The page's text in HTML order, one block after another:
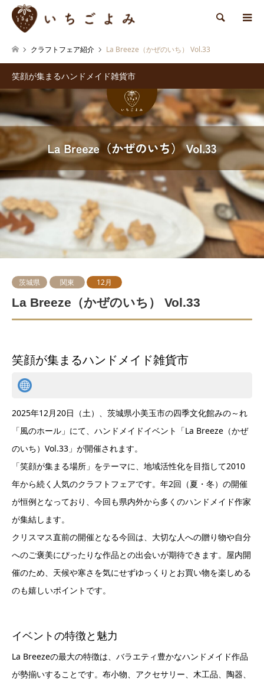
検索
クラフトフェア紹介 La Breeze（かぜのいち） Vol.33
笑顔が集まるハンドメイド雑貨市
茨城県 関東 12月
La Breeze（かぜのいち） Vol.33
笑顔が集まるハンドメイド雑貨市
2025年12月20日（土）、茨城県小美玉市の四季文化館みの～れ
「風のホール」にて、ハンドメイドイベント「La Breeze（かぜ
のいち）Vol.33」が開催されます。
「笑顔が集まる場所」をテーマに、地域活性化を目指して2010
年から続く人気のクラフトフェアです。年2回（夏・冬）の開催
が恒例となっており、今回も県内外から多くのハンドメイド作家
が集結します。
クリスマス直前の開催となる今回は、大切な人への贈り物や自分
へのご褒美にぴったりな作品との出会いが期待できます。屋内開
催のため、天候や寒さを気にせずゆっくりとお買い物を楽しめる
のも嬉しいポイントです。
イベントの特徴と魅力
La Breezeの最大の特徴は、バラエティ豊かなハンドメイド作品
が勢揃いすることです。布小物、アクセサリー、木工品、陶器、